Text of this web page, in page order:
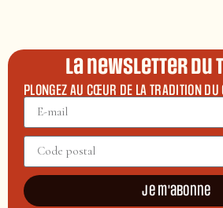
La newsletter
PLONGEZ AU CŒUR DE LA TRADITION DU
Je m'abonne